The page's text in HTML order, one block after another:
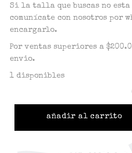
Si la talla que buscas no
comunícate con nosotros por
encargarlo.
Por ventas superiores a
envio.
1 disponibles
añadir al carrito